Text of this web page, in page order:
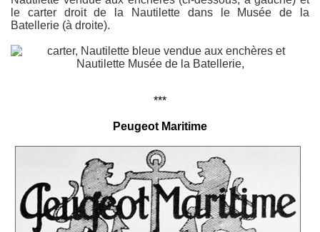
le carter droit de la Nautilette dans le Musée de la
Batellerie (à droite).
***
Peugeot Maritime